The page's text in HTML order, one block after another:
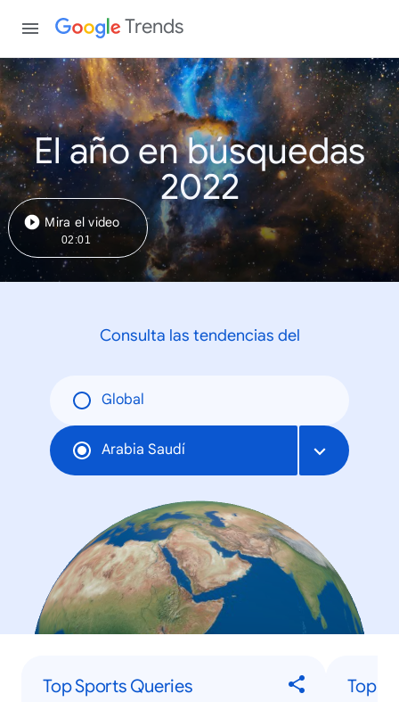
Trends
El año en búsquedas
2022
Mira el video
02:01
Consulta las tendencias del
Global
Arabia Saudí
Top Sports Queries
Top